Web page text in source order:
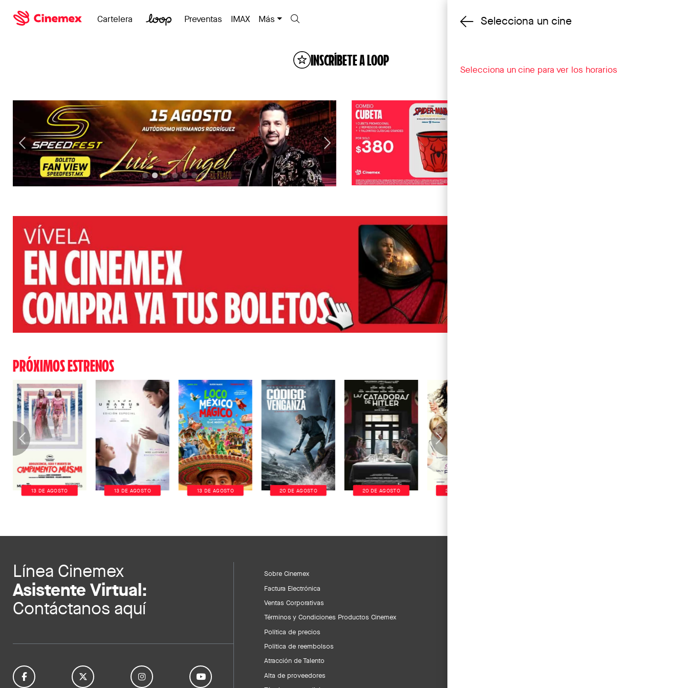
Cambiar cine
Cartelera Preventas IMAX Más
INSCRÍBETE A LOOP
PRÓXIMOS ESTRENOS
13 DE AGOSTO 13 DE AGOSTO 13 DE AGOSTO 20 DE AGOSTO 20 DE AGOSTO 20 DE AGOSTO
Línea Cinemex
Asistente Virtual:
Contáctanos aquí
Sobre Cinemex
Factura Electrónica
Ventas Corporativas
Términos y Condiciones Productos Cinemex
Política de precios
Política de reembolsos
Atracción de Talento
Alta de proveedores
Selecciona un cine
Selecciona un cine para ver los horarios